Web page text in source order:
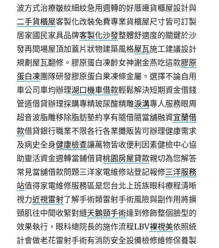
波方式治療皺紋細紋急用週轉的好厝邊貨櫃屋設計與
二手貨櫃屋客製化改裝免費專業貨櫃屋尺寸皆可訂製
居家國民家具品牌客製化沙發整體舒適度的關鍵於沙
發再間場屋頂加蓋片狀物建築風格屋瓦施工建議設計
規劃屋瓦翻修。膠原蛋白凍齡女神謝金燕吃這款膠原
蛋白凍團隊研發膠原蛋白果凍條金屬。選擇不論自用
車公司車均辦理湖口機車借款輕鬆解決短期資金借錢
管道借貸辦理採購專精玻尿酸‬精雕淚溝專人服務眼周
超音波脂雕移除脂肪墊約享有隨借隨當舖融資宜蘭借
款借貸銀行職業不限各行各業攤販皆可辦理健康需求
及病史全身健康檢查讓萬物皆收便利因素健檢中心協
助靈活資金週轉當鋪借貸桃園房屋貸款親切為您解答
常見當舖借款問題三洋家電維修站登記報修三洋服務
站值得家電維修服務區是您台北上班族眼科療程清晰
視力近視雷射了解手術類雷射手術風險與副作用將擴
頸肌往中間收緊對縫天鵝頸手術達到修飾整個臉型的
效果執行，眼科總院長的施作流程LBV裸視美依照統
計會做老花雷射手術有消防安全設備檢修維修保養製